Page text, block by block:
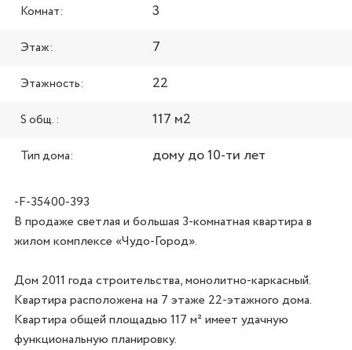
Комнат: 3
Этаж: 7
Этажность: 22
S общ. : 117 м2
Тип дома: дому до 10-ти лет
-F-35400-393
В продаже светлая и большая 3-комнатная квартира в
жилом комплексе «Чудо-Город».
Дом 2011 года строительства, монолитно-каркасный.
Квартира расположена на 7 этаже 22-этажного дома.
Квартира общей площадью 117 м² имеет удачную
функциональную планировку.